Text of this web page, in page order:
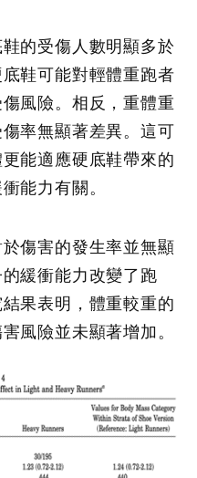
的受傷人數明顯多於
鞋可能對輕體重跑者
風險。相反，重體重
率無顯著差異。這可
能適應硬底鞋帶來的
能力有關。
傷害的發生率並無顯
緩衝能力改變了跑
果表明，體重較重的
風險並未顯著增加。